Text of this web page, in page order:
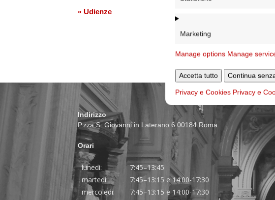
Marketing
Manage options Manage
Accetta tutto Continua
Privacy e Cookies Privacy e
Evento
« Udienze
Indirizzo
P.zza S. Giovanni in Laterano 6 00184 Roma
Orari
lunedi:
7:45–13:45
martedi:
7:45–13:15 e 14:00-17:30
mercoledi:
7:45–13:15 e 14:00-17:30